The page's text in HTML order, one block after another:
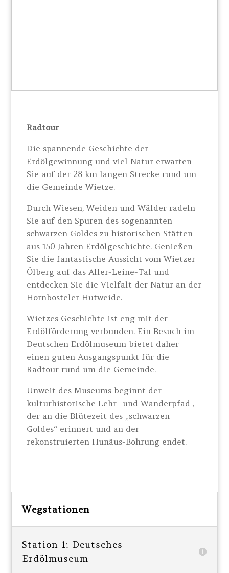
Radtour
Die spannende Geschichte der
Erdölgewinnung und viel Natur erwarten
Sie auf der 28 km langen Strecke rund um
die Gemeinde Wietze.
Durch Wiesen, Weiden und Wälder radeln
Sie auf den Spuren des sogenannten
schwarzen Goldes zu historischen Stätten
aus 150 Jahren Erdölgeschichte. Genießen
Sie die fantastische Aussicht vom Wietzer
Ölberg auf das Aller-Leine-Tal und
entdecken Sie die Vielfalt der Natur an der
Hornbosteler Hutweide.
Wietzes Geschichte ist eng mit der
Erdölförderung verbunden. Ein Besuch im
Deutschen Erdölmuseum bietet daher
einen guten Ausgangspunkt für die
Radtour rund um die Gemeinde.
Unweit des Museums beginnt der
kulturhistorische Lehr- und Wanderpfad ,
der an die Blütezeit des „schwarzen
Goldes“ erinnert und an der
rekonstruierten Hunäus-Bohrung endet.
Wegstationen
Station 1: Deutsches
Erdölmuseum